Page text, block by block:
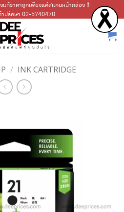
แท้ราคาถูกเพียงแค่สแกนหน้ากล่อง !!
ำปรึกษา 02-5740470
/ INK CARTRIDGE